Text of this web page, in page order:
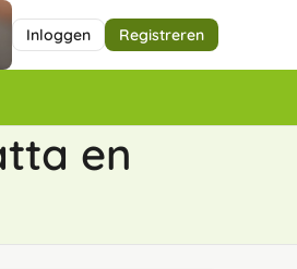
Inloggen Registreren
en